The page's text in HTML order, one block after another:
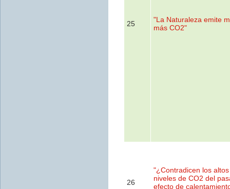
25
"La Naturaleza emite
más CO2"
26
"¿Contradicen los altos
niveles de CO2 del
efecto de